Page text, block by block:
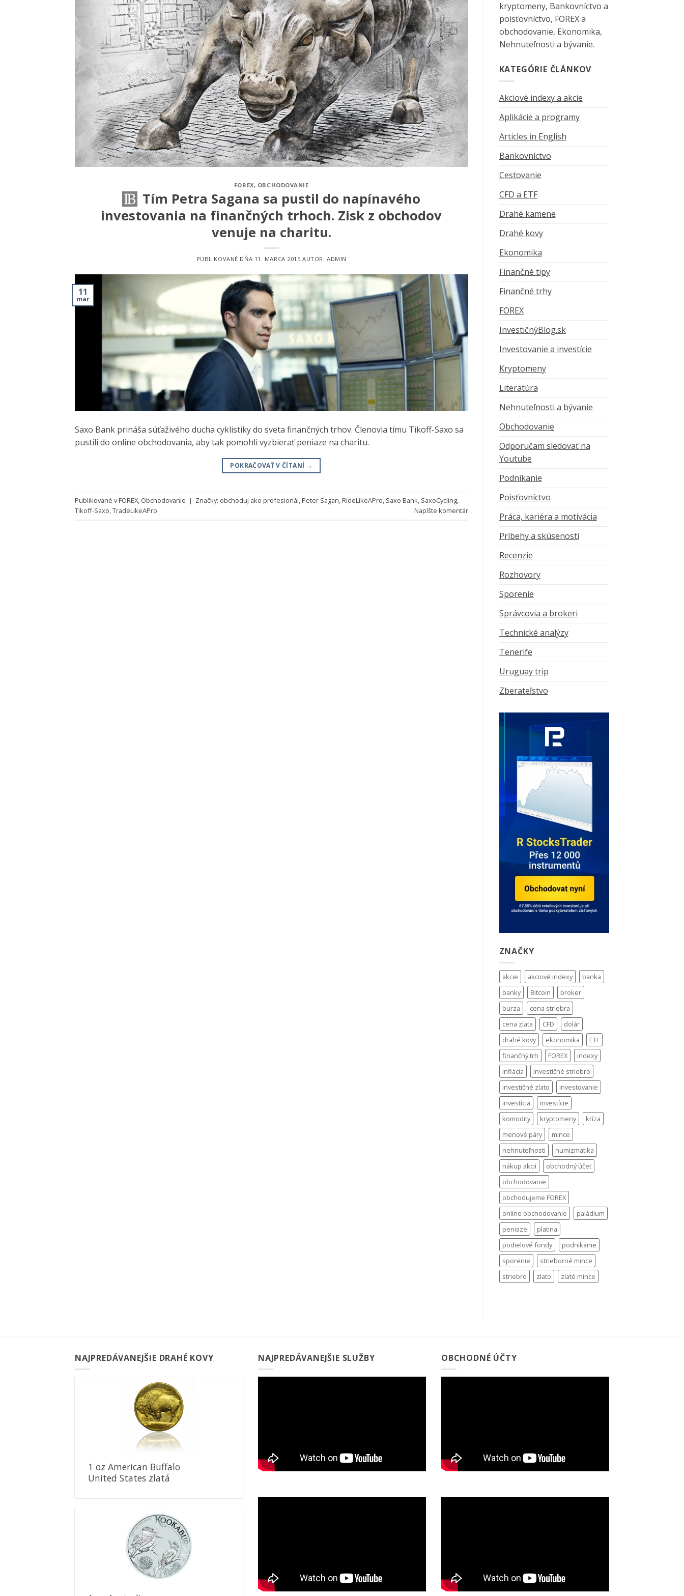
FOREX, OBCHODOVANIE
Tím Petra Sagana sa pustil do napínavého
investovania na finančných trhoch. Zisk z obchodov
venuje na charitu.
PUBLIKOVANÉ DŇA 11. MARCA 2015 AUTOR: ADMIN
11
mar
Saxo Bank prináša súťaživého ducha cyklistiky do sveta finančných trhov. Členovia tímu Tikoff-Saxo sa
pustili do online obchodovania, aby tak pomohli vyzbierať peniaze na charitu.
POKRAČOVAŤ V ČÍTANÍ →
Publikované vFOREX, Obchodovanie | Značky: obchoduj ako profesionál,Peter Sagan,RideLikeAPro, Saxo Bank, SaxoCycling,
Tikoff-Saxo,TradeLikeAPro Napíšte komentár
kryptomeny, Bankovníctvo a
poisťovníctvo, FOREX a
obchodovanie, Ekonomika,
Nehnuteľnosti a bývanie.
KATEGÓRIE ČLÁNKOV
Akciové indexy a akcie
Aplikácie a programy
Articles in English
Bankovníctvo
Cestovanie
CFD a ETF
Drahé kamene
Drahé kovy
Ekonomika
Finančné tipy
Finančné trhy
FOREX
InvestičnýBlog.sk
Investovanie a investície
Kryptomeny
Literatúra
Nehnuteľnosti a bývanie
Obchodovanie
Odporučam sledovať na
Youtube
Podnikanie
Poisťovníctvo
Práca, kariéra a motivácia
Príbehy a skúsenosti
Recenzie
Rozhovory
Sporenie
Správcovia a brokeri
Technické analýzy
Tenerife
Uruguay trip
Zberateľstvo
ZNAČKY
akcie akciové indexy
banka
banky
Bitcoin
broker
burza
cena striebra
cena zlata
CFD
dolár
drahé kovy
ekonomika
ETF
finančný trh
FOREX
indexy
inflácia
investičné striebro
investičné zlato
investovanie
investícia
investície
komodity
kryptomeny
kríza
menové páry
mince
nehnuteľnosti
numizmatika
nákup akcií
obchodný účet
obchodovanie
obchodujeme FOREX
online obchodovanie
paládium
peniaze
platina
podielové fondy
podnikanie
sporenie
strieborné mince
striebro
zlato zlaté mince
NAJPREDÁVANEJŠIE DRAHÉ KOVY
Pridať k
obľúbeným
1 oz American Buffalo
United States zlatá
Pridať k
obľúbeným
NAJPREDÁVANEJŠIE SLUŽBY OBCHODNÉ ÚČTY